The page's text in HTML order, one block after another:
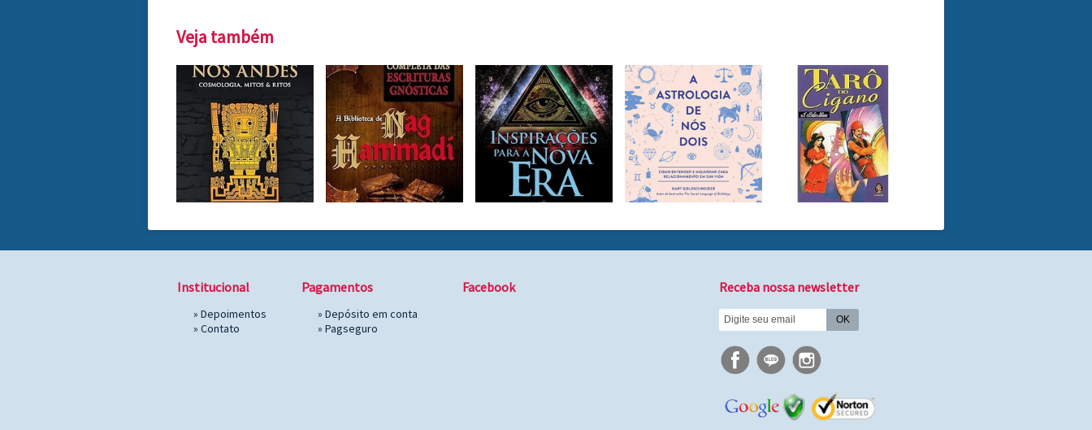
Veja também
Institucional
» Depoimentos
» Contato
Pagamentos
» Depósito em conta
» Pagseguro
Facebook Receba nossa newsletter